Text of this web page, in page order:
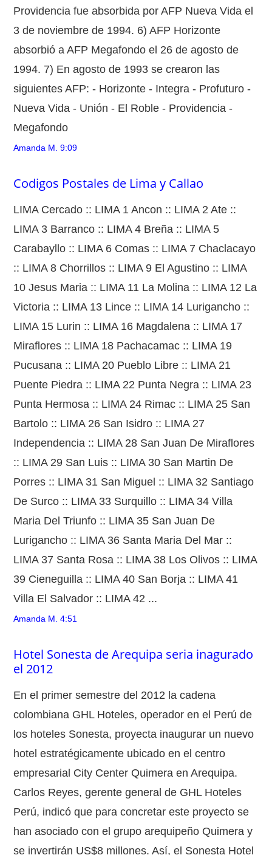
Providencia fue absorbida por AFP Nueva Vida el
3 de noviembre de 1994. 6) AFP Horizonte
absorbió a AFP Megafondo el 26 de agosto de
1994. 7) En agosto de 1993 se crearon las
siguientes AFP: - Horizonte - Integra - Profuturo -
Nueva Vida - Unión - El Roble - Providencia -
Megafondo
Amanda M. 9:09
Codigos Postales de Lima y Callao
LIMA Cercado :: LIMA 1 Ancon :: LIMA 2 Ate ::
LIMA 3 Barranco :: LIMA 4 Breña :: LIMA 5
Carabayllo :: LIMA 6 Comas :: LIMA 7 Chaclacayo
:: LIMA 8 Chorrillos :: LIMA 9 El Agustino :: LIMA
10 Jesus Maria :: LIMA 11 La Molina :: LIMA 12 La
Victoria :: LIMA 13 Lince :: LIMA 14 Lurigancho ::
LIMA 15 Lurin :: LIMA 16 Magdalena :: LIMA 17
Miraflores :: LIMA 18 Pachacamac :: LIMA 19
Pucusana :: LIMA 20 Pueblo Libre :: LIMA 21
Puente Piedra :: LIMA 22 Punta Negra :: LIMA 23
Punta Hermosa :: LIMA 24 Rimac :: LIMA 25 San
Bartolo :: LIMA 26 San Isidro :: LIMA 27
Independencia :: LIMA 28 San Juan De Miraflores
:: LIMA 29 San Luis :: LIMA 30 San Martin De
Porres :: LIMA 31 San Miguel :: LIMA 32 Santiago
De Surco :: LIMA 33 Surquillo :: LIMA 34 Villa
Maria Del Triunfo :: LIMA 35 San Juan De
Lurigancho :: LIMA 36 Santa Maria Del Mar ::
LIMA 37 Santa Rosa :: LIMA 38 Los Olivos :: LIMA
39 Cieneguilla :: LIMA 40 San Borja :: LIMA 41
Villa El Salvador :: LIMA 42 ...
Amanda M. 4:51
Hotel Sonesta de Arequipa seria inagurado
el 2012
En el primer semestre del 2012 la cadena
colombiana GHL Hoteles, operador en el Perú de
los hoteles Sonesta, proyecta inaugurar un nuevo
hotel estratégicamente ubicado en el centro
empresarial City Center Quimera en Arequipa.
Carlos Reyes, gerente general de GHL Hoteles
Perú, indicó que para concretar este proyecto se
han asociado con el grupo arequipeño Quimera y
se invertirán US$8 millones. Así, el Sonesta Hotel